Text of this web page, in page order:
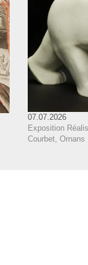
07.07.2026
Exposition
Courbet, Ornans